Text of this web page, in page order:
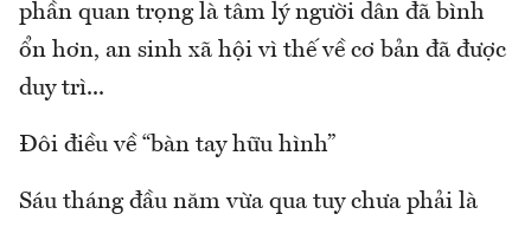
phần quan trọng là tâm lý người dân đã bình
ổn hơn, an sinh xã hội vì thế về cơ bản đã được
duy trì...
Đôi điều về “bàn tay hữu hình”
Sáu tháng đầu năm vừa qua tuy chưa phải là